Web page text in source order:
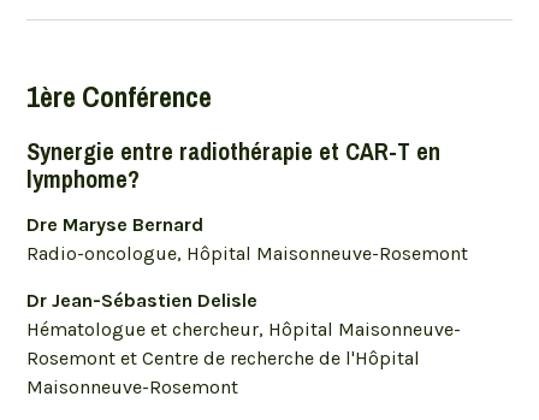
1ère Conférence
Synergie entre radiothérapie et CAR-T en
lymphome?
Dre Maryse Bernard
Radio-oncologue, Hôpital Maisonneuve-Rosemont
Dr Jean-Sébastien Delisle
Hématologue et chercheur, Hôpital Maisonneuve-
Rosemont et Centre de recherche de l'Hôpital
Maisonneuve-Rosemont